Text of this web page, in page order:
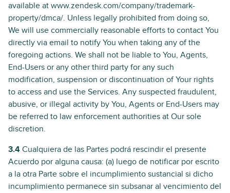
available at www.zendesk.com/company/trademark-
property/dmca/. Unless legally prohibited from doing so,
We will use commercially reasonable efforts to contact You
directly via email to notify You when taking any of the
foregoing actions. We shall not be liable to You, Agents,
End-Users or any other third party for any such
modification, suspension or discontinuation of Your rights
to access and use the Services. Any suspected fraudulent,
abusive, or illegal activity by You, Agents or End-Users may
be referred to law enforcement authorities at Our sole
discretion.
3.4 Cualquiera de las Partes podrá rescindir el presente
Acuerdo por alguna causa: (a) luego de notificar por escrito
a la otra Parte sobre el incumplimiento sustancial si dicho
incumplimiento permanece sin subsanar al vencimiento del